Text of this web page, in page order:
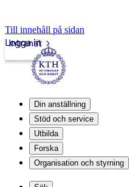
Till innehåll på sidan
Intranät
Logga in
Din anställning
Stöd och service
Utbilda
Forska
Organisation och styrning